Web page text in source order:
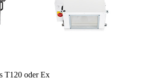
T120 oder Ex